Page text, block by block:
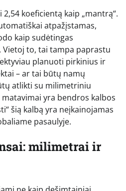
koeficientą kaip „mantrą“.
atpažįstamas,
kaip sudėtingas
Vietoj to, tai tampa paprastu
planuoti pirkinius ir
– ar tai būtų namų
atlikti su milimetriniu
yra bendros kalbos
šią kalbą yra neįkainojamas
pasaulyje.
milimetrai ir